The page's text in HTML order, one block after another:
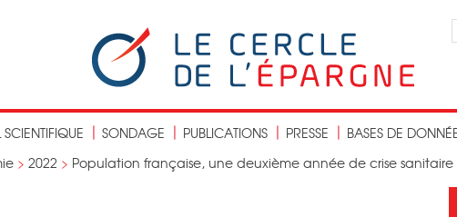
SONDAGE PUBLICATIONS PRESSE
BASES DE
> 2022 > Population française, une deuxième année de crise sanitaire